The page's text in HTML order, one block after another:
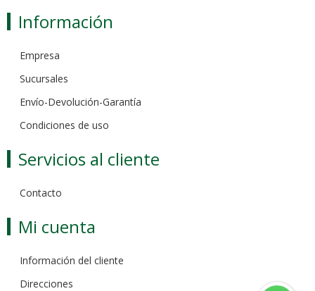
Información
Empresa
Sucursales
Envío-Devolución-Garantía
Condiciones de uso
Servicios al cliente
Contacto
Mi cuenta
Información del cliente
Direcciones